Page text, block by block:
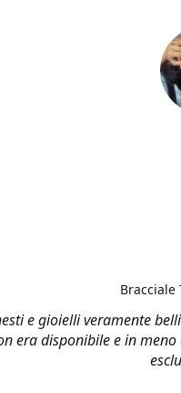
e gioielli veramente
era disponibile e in
Bracciale